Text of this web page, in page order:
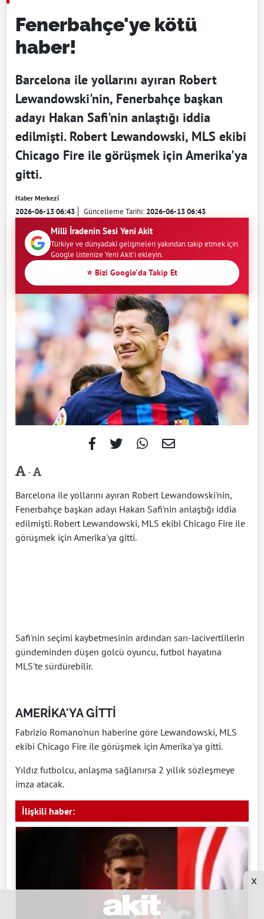
Fenerbahçe'ye kötü
haber!
Barcelona ile yollarını ayıran Robert
Lewandowski'nin, Fenerbahçe başkan
adayı Hakan Safi'nin anlaştığı iddia
edilmişti. Robert Lewandowski, MLS ekibi
Chicago Fire ile görüşmek için Amerika'ya
gitti.
Haber Merkezi
2026-06-13 06:43 Güncelleme Tarihi:2026-06-13 06:43
Milli İradenin Sesi Yeni Akit
Türkiye ve dünyadaki gelişmeleri yakından takip etmek için
Google listenize Yeni Akit'i ekleyin.
⭐ Bizi Google'da Takip Et
-
Barcelona ile yollarını ayıran Robert Lewandowski'nin,
Fenerbahçe başkan adayı Hakan Safi'nin anlaştığı iddia
edilmişti. Robert Lewandowski, MLS ekibi Chicago Fire ile
görüşmek için Amerika'ya gitti.
Safi'nin seçimi kaybetmesinin ardından sarı-lacivertlilerin
gündeminden düşen golcü oyuncu, futbol hayatına
MLS'te sürdürebilir.
AMERİKA'YA GİTTİ
Fabrizio Romano'nun haberine göre Lewandowski, MLS
ekibi Chicago Fire ile görüşmek için Amerika'ya gitti.
Yıldız futbolcu, anlaşma sağlanırsa 2 yıllık sözleşmeye
imza atacak.
İlişkili haber:
x